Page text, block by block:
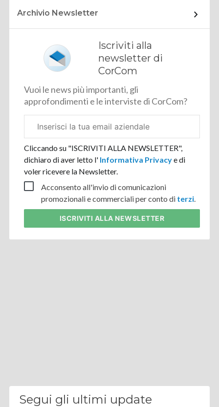
Archivio Newsletter
Iscriviti alla
newsletter di
CorCom
Vuoi le news più importanti, gli
approfondimenti e le interviste di CorCom?
aziendale
Cliccando su "ISCRIVITI ALLA NEWSLETTER",
dichiaro di aver letto l' Informativa Privacye di
voler ricevere la Newsletter.
Acconsento all'invio di comunicazioni
promozionali e commerciali per conto di terzi
ISCRIVITI ALLA NEWSLETTER
Segui gli ultimi update